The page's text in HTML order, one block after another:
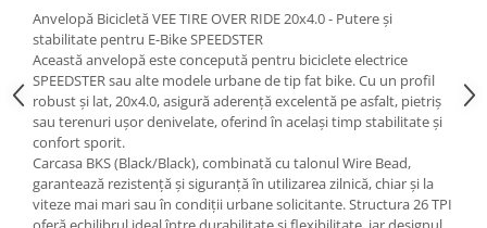
Anvelope ATV
Cauciucuri bicicleta
Anvelope și Camere Utilaje
https://www.doctortrotineta.ro/plata-
tbi?
forceOriginalForEdit=1&preview=00681
Anvelopă Bicicletă VEE TIRE OVER RIDE 20x4.0 - Putere și
stabilitate pentru E-Bike SPEEDSTER
Această anvelopă este concepută pentru biciclete electrice
SPEEDSTER sau alte modele urbane de tip fat bike. Cu un profil
robust și lat, 20x4.0, asigură aderență excelentă pe asfalt, pietriș
sau terenuri ușor denivelate, oferind în același timp stabilitate și
confort sporit.
Carcasa BKS (Black/Black), combinată cu talonul Wire Bead,
garantează rezistență și siguranță în utilizarea zilnică, chiar și la
viteze mai mari sau în condiții urbane solicitante. Structura 26 TPI